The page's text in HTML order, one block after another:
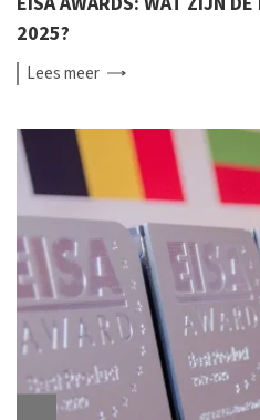
2025?
Leesmeer